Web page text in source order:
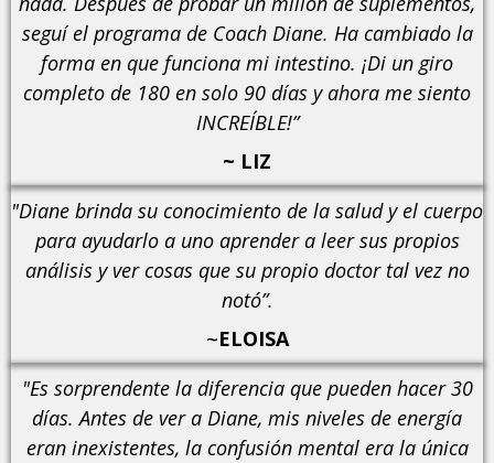
seguí el programa de Coach Diane. Ha cambiado la
forma en que funciona mi intestino. ¡Di un giro
completo de 180 en solo 90 días y ahora me siento
INCREÍBLE!”
~ LIZ
"Diane brinda su conocimiento de la salud y el cuerpo
para ayudarlo a uno aprender a leer sus propios
análisis y ver cosas que su propio doctor tal vez no
notó”.
~ELOISA
"Es sorprendente la diferencia que pueden hacer 30
días. Antes de ver a Diane, mis niveles de energía
eran inexistentes, la confusión mental era la única